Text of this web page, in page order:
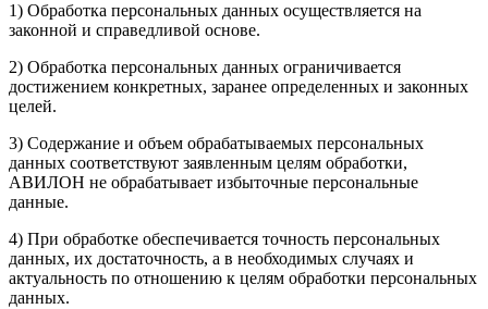
1) Обработка персональных данных осуществляется на
законной и справедливой основе.
2) Обработка персональных данных ограничивается
достижением конкретных, заранее определенных и законных
целей.
3) Содержание и объем обрабатываемых персональных
данных соответствуют заявленным целям обработки,
АВИЛОН не обрабатывает избыточные персональные
данные.
4) При обработке обеспечивается точность персональных
данных, их достаточность, а в необходимых случаях и
актуальность по отношению к целям обработки персональных
данных.